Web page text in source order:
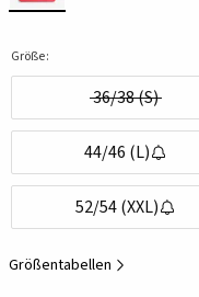
Größe:
36/38 (S)
44/46 (L)
52/54 (XXL)
Größentabellen